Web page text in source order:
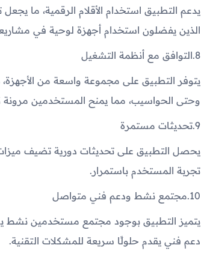
يدعم التطبيق استخدام الأقلام الرقمية، ما
الذين يفضلون استخدام أجهزة لوحية في
8. التوافق مع أنظمة التشغيل
يتوفر التطبيق على مجموعة واسعة من الأجهزة،
وحتى الحواسيب، مما يمنح المستخدمين مرونة
9. تحديثات مستمرة
يحصل التطبيق على تحديثات دورية تضيف
تجربة المستخدم باستمرار.
10. مجتمع نشط ودعم فني متواصل
يتميز التطبيق بوجود مجتمع مستخدمين نشط
دعم فني يقدم حلولًا سريعة للمشكلات التقنية.